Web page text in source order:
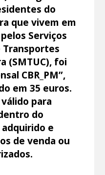
do
que vivem em
Serviços
Transportes
(SMTUC), foi
CBR_PM”,
em 35 euros.
para
do
e
de venda ou